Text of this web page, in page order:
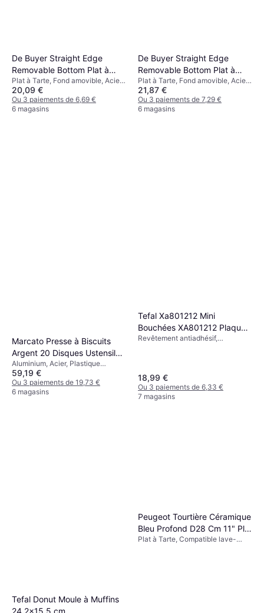
De Buyer Straight Edge
Removable Bottom Plat à
Tarte 28 cm
Plat à Tarte, Fond amovible, Acier,
Rond Couleur: Noir
20,09 €
Ou 3 paiements de 6,69 €
6 magasins
De Buyer Straight Edge
Removable Bottom Plat à
Tarte 32 cm
Plat à Tarte, Fond amovible, Acier,
Rond Couleur: Argent, Noir
21,87 €
Ou 3 paiements de 7,29 €
6 magasins
Marcato Presse à Biscuits
Argent 20 Disques Ustensile
de Cuisine
Aluminium, Acier, Plastique
Couleur: Argent
59,19 €
Ou 3 paiements de 19,73 €
6 magasins
Tefal Xa801212 Mini
Bouchées XA801212 Plaque
à Pâtisserie 13.2x22.6 cm
Revêtement antiadhésif,
18,99 €
Ou 3 paiements de 6,33 €
7 magasins
Tefal Donut Moule à Muffins
24.2x15.5 cm
Peugeot Tourtière Céramique
Bleu Profond D28 Cm 11" Plat
à Tarte 28 cm
Plat à Tarte, Compatible lave-